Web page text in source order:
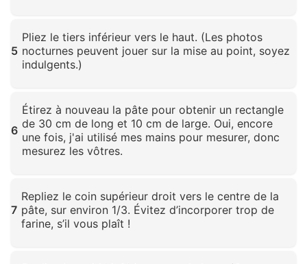
5
Pliez le tiers inférieur vers le haut. (Les photos
nocturnes peuvent jouer sur la mise au point, soyez
indulgents.)
6
Étirez à nouveau la pâte pour obtenir un rectangle
de 30 cm de long et 10 cm de large. Oui, encore
une fois, j'ai utilisé mes mains pour mesurer, donc
mesurez les vôtres.
7
Repliez le coin supérieur droit vers le centre de la
pâte, sur environ 1/3. Évitez d’incorporer trop de
farine, s’il vous plaît !